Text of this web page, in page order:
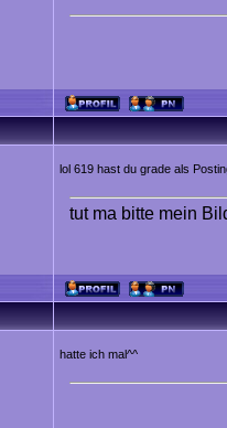
lol 619 hast du grade als
tut ma bitte mein
hatte ich mal^^